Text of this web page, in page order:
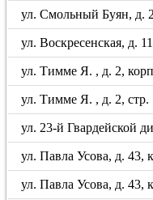
ул. Смольный Буян, д.
ул. Воскресенская, д.
ул. Тимме Я. , д. 2,
ул. Тимме Я. , д. 2, стр.
ул. 23-й Гвардейской
ул. Павла Усова, д. 43,
ул. Павла Усова, д. 43,